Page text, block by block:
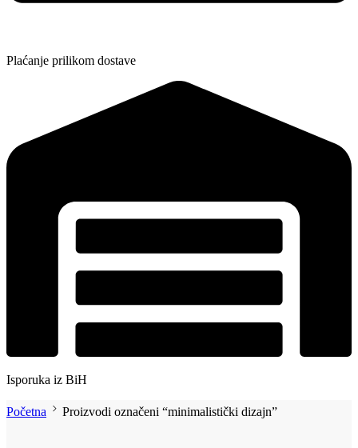
Plaćanje prilikom dostave
Isporuka iz BiH
Početna Proizvodi označeni “minimalistički dizajn”